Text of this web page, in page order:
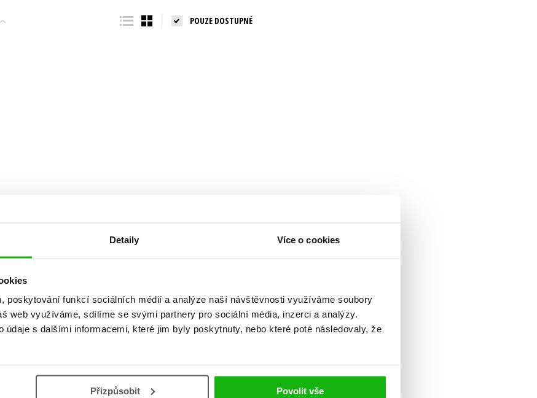
Detaily Více o cookies
poskytování funkcí sociálních médií a analýze naší návštěvnosti využíváme soubory
web využíváme, sdílíme se svými partnery pro sociální média, inzerci a analýzy.
údaje s dalšími informacemi, které jim byly poskytnuty, nebo které poté následovaly, že
Přizpůsobit Povolit vše
Populárně - naučné pro děti
Young adult (SK)
POUZE DOSTUPNÉ